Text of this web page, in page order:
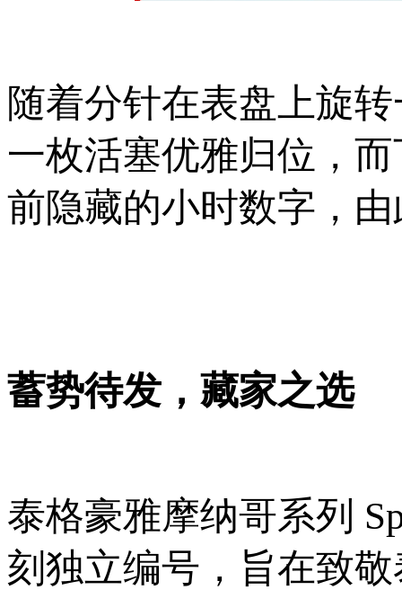
随着分针在表盘上旋
一枚活塞优雅归位，
前隐藏的小时数字，
蓄势待发，藏家之选
泰格豪雅摩纳哥系列
刻独立编号，旨在致